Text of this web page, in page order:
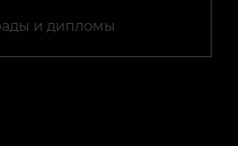
и дипломы